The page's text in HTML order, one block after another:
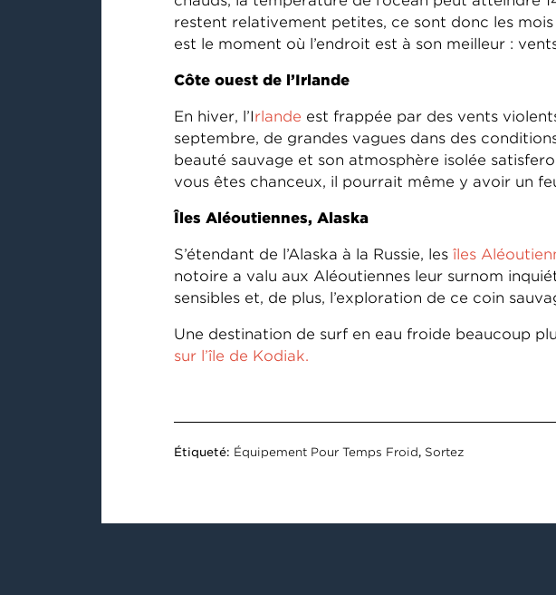
restent relativement petites, ce sont donc les
est le moment où l’endroit est à son meilleur :
Côte ouest de l’Irlande
En hiver, l’Irlande est frappée par des vents
septembre, de grandes vagues dans des
beauté sauvage et son atmosphère isolée
vous êtes chanceux, il pourrait même y avoir un
Îles Aléoutiennes, Alaska
S’étendant de l’Alaska à la Russie, les îles
notoire a valu aux Aléoutiennes leur surnom
sensibles et, de plus, l’exploration de ce coin
Une destination de surf en eau froide beaucoup
sur l’île de Kodiak.
Étiqueté: Équipement Pour Temps Froid, Sortez